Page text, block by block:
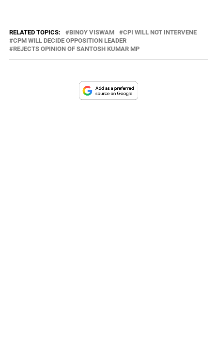
RELATED TOPICS: BINOY VISWAM
CPI WILL NOT INTERVENE
CPM WILL DECIDE OPPOSITION LEADER
REJECTS OPINION OF SANTOSH KUMAR MP